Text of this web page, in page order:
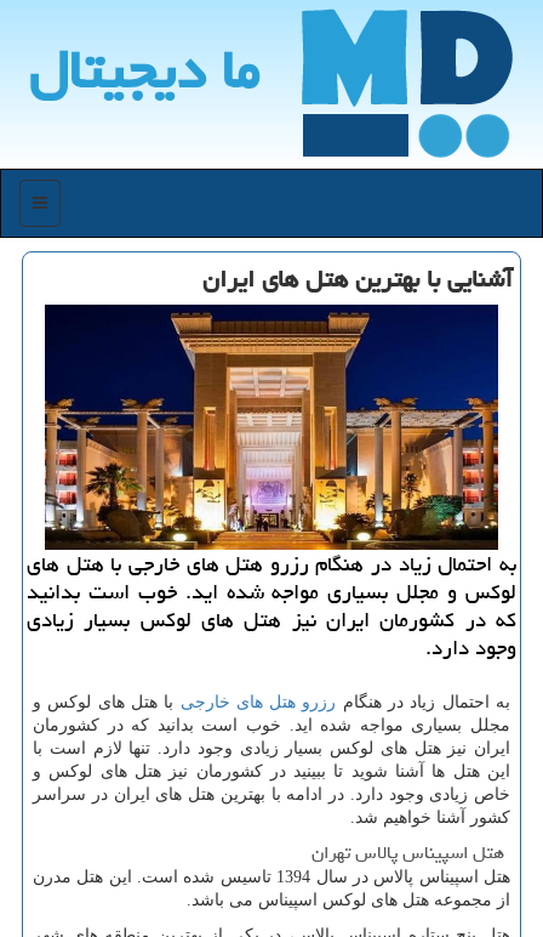
ما دیجیتال
منو
آشنایی با بهترین هتل های ایران
به احتمال زیاد در هنگام رزرو هتل های خارجی با هتل های
لوكس و مجلل بسیاری مواجه شده اید. خوب است بدانید
كه در كشورمان ایران نیز هتل های لوكس بسیار زیادی
وجود دارد.
به احتمال زیاد در هنگام رزرو هتل های خارجی با هتل های لوکس و
مجلل بسیاری مواجه شده اید. خوب است بدانید که در کشورمان
ایران نیز هتل های لوکس بسیار زیادی وجود دارد. تنها لازم است با
این هتل ها آشنا شوید تا ببینید در کشورمان نیز هتل های لوکس و
خاص زیادی وجود دارد. در ادامه با بهترین هتل های ایران در سراسر
کشور آشنا خواهیم شد.
هتل اسپیناس پالاس تهران
هتل اسپیناس پالاس در سال 1394 تاسیس شده است. این هتل مدرن
از مجموعه هتل های لوکس اسپیناس می باشد.